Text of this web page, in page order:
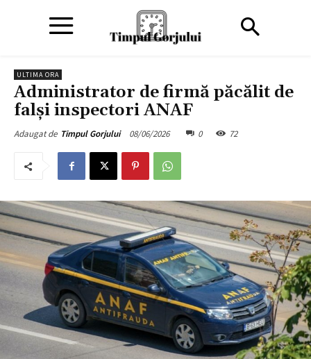
ULTIMA ORA
Administrator de firmă păcălit de
falși inspectori ANAF
Adaugat de Timpul Gorjului 08/06/2026 0 72